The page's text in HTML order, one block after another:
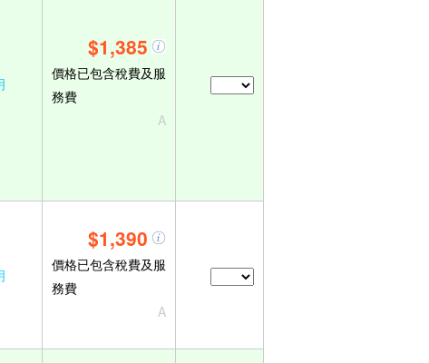
$1,385
價格已包含稅費及服
務費
A
$1,390
價格已包含稅費及服
務費
A